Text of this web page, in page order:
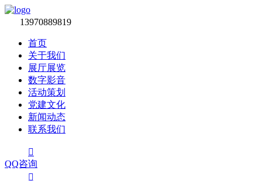
13970889819
首页
关于我们
展厅展览
数字影音
活动策划
党建文化
新闻动态
联系我们

QQ咨询
